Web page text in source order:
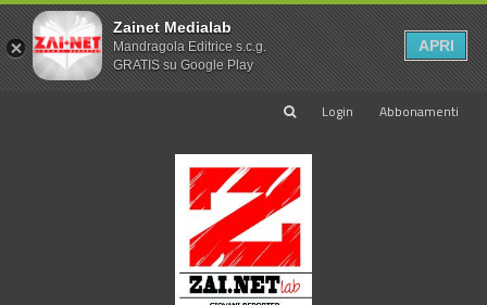
Login Abbonamenti
Zainet Medialab
Mandragola Editrice s.c.g.
GRATIS su Google Play
APRI